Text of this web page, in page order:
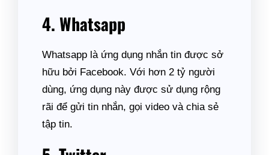
4. Whatsapp
Whatsapp là ứng dụng nhắn tin được sở
hữu bởi Facebook. Với hơn 2 tỷ người
dùng, ứng dụng này được sử dụng rộng
rãi để gửi tin nhắn, gọi video và chia sẻ
tập tin.